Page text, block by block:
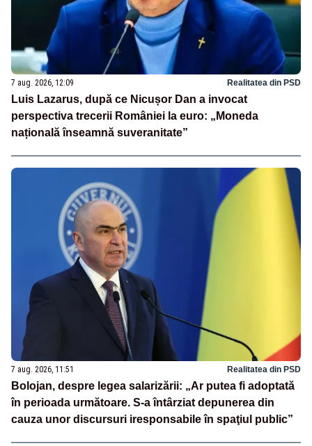
7 aug. 2026, 12:09 Realitatea din PSD
Luis Lazarus, după ce Nicușor Dan a invocat
perspectiva trecerii României la euro: „Moneda
națională înseamnă suveranitate”
7 aug. 2026, 11:51 Realitatea din PSD
Bolojan, despre legea salarizării: „Ar putea fi adoptată
în perioada următoare. S-a întârziat depunerea din
cauza unor discursuri iresponsabile în spaţiul public”